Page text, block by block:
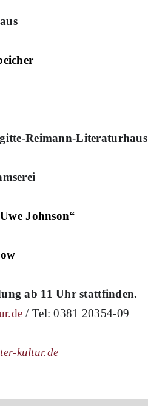
Reimann-Literaturhaus
Johnson“
ab 11 Uhr stattfinden.
/ Tel: 0381 20354-09
kultur.de